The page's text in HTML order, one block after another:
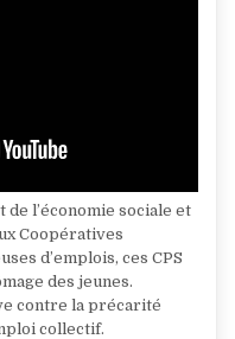
de l’économie sociale et
Coopératives
d’emplois, ces CPS
des jeunes.
contre la précarité
collectif.